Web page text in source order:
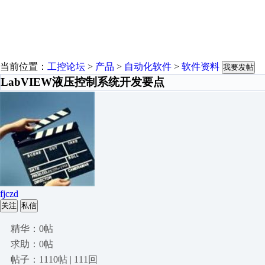
当前位置： 工控论坛 > 产品 > 自动化软件 > 软件资料 我要发帖
LabVIEW液压控制系统开发要点
fjczd
关注 私信
精华：0帖
求助：0帖
帖子：1110帖 | 111回